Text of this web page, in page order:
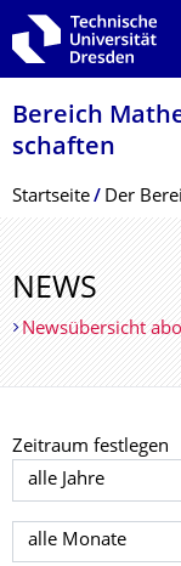
Zur Hauptnavigation
Zur Suche springen
Zum Inhalt springen
Bereich
schaften
Breadcrumb-Menü
Startseite Der­
NEWS
Newsübersicht
Zeitraum festlegen
Jahr auswählen
Monat auswählen